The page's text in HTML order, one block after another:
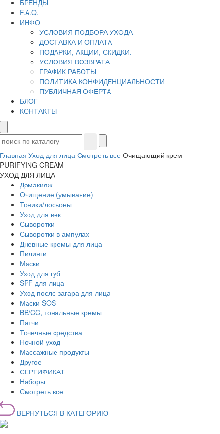
БРЕНДЫ
F.A.Q.
ИНФО
УСЛОВИЯ ПОДБОРА УХОДА
ДОСТАВКА И ОПЛАТА
ПОДАРКИ, АКЦИИ, СКИДКИ.
УСЛОВИЯ ВОЗВРАТА
ГРАФИК РАБОТЫ
ПОЛИТИКА КОНФИДЕНЦИАЛЬНОСТИ
ПУБЛИЧНАЯ ОФЕРТА
БЛОГ
КОНТАКТЫ
Главная Уход для лица Смотреть все Очищающий крем
PURIFYING CREAM
УХОД ДЛЯ ЛИЦА
Демакияж
Очищение (умывание)
Тоники/лосьоны
Уход для век
Сыворотки
Сыворотки в ампулах
Дневные кремы для лица
Пилинги
Маски
Уход для губ
SPF для лица
Уход после загара для лица
Маски SOS
BB/CC, тональные кремы
Патчи
Точечные средства
Ночной уход
Массажные продукты
Другое
СЕРТИФИКАТ
Наборы
Смотреть все
ВЕРНУТЬСЯ В КАТЕГОРИЮ